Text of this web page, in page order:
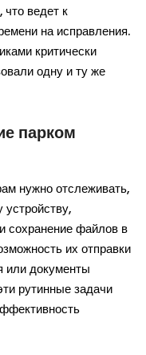
ведет к
на исправления.
критически
одну и ту же
парком
нужно отслеживать,
устройству,
сохранение файлов в
их отправки
или документы
рутинные задачи